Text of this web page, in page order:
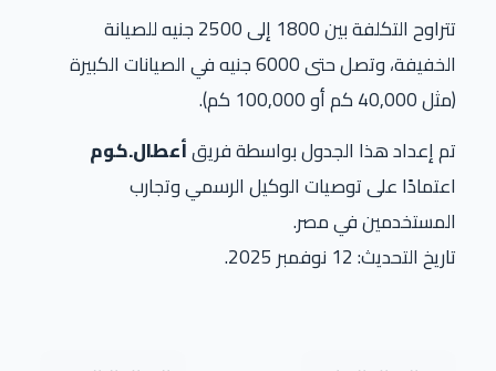
تتراوح التكلفة بين 1800 إلى 2500 جنيه للصيانة
الخفيفة، وتصل حتى 6000 جنيه في الصيانات الكبيرة
(مثل 40,000 كم أو 100,000 كم).
تم إعداد هذا الجدول بواسطة فريقأعطال.كوم
اعتمادًا على توصيات الوكيل الرسمي وتجارب
المستخدمين في مصر.
تاريخ التحديث: 12 نوفمبر 2025.